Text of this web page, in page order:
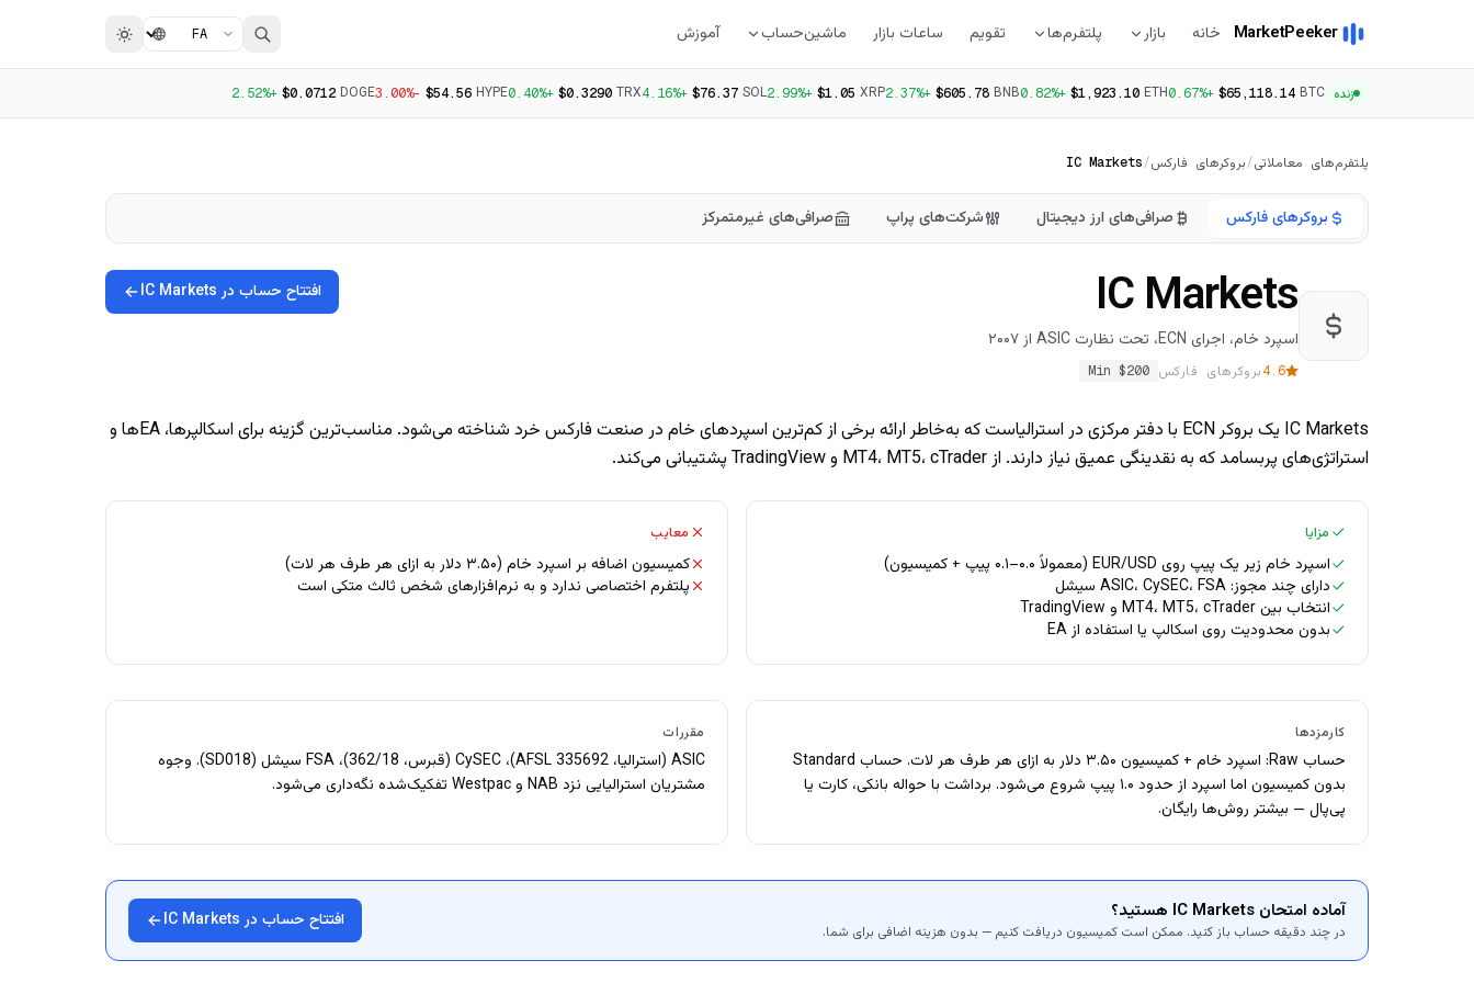
MarketPeeker خانه بازار پلتفرم‌ها تقویم ساعات بازار ماشین‌حساب آموزش
زنده BTC
$65,118.14
+0.67%
ETH
$1,923.10
+0.82%
BNB
$605.78
+2.37%
XRP
$1.05
+2.99%
SOL
$76.37
+4.16%
TRX
$0.3290
+0.40%
HYPE
$54.56
-3.00%
DOGE
$0.0712
+2.52%
پلتفرم‌های معاملاتی/بروکرهای فارکس/
IC Markets
بروکرهای فارکس صرافی‌های ارز دیجیتال شرکت‌های پراپ صرافی‌های غیرمتمرکز
IC Markets
اسپرد خام، اجرای ECN، تحت نظارت ASIC از ۲۰۰۷
4.6بروکرهای فارکس Min $200
افتتاح حساب در IC Markets
IC Markets یک بروکر ECN با دفتر مرکزی در استرالیاست که به‌خاطر ارائه برخی از کم‌ترین اسپردهای خام در صنعت فارکس خرد شناخته می‌شود. مناسب‌ترین گزینه برای اسکالپرها، EAها و
استراتژی‌های پربسامد که به نقدینگی عمیق نیاز دارند. از MT4، MT5، cTrader و TradingView پشتیبانی می‌کند.
مزایا
اسپرد خام زیر یک پیپ روی EUR/USD (معمولاً ۰.۰–۰.۱ پیپ + کمیسیون)
دارای چند مجوز: ASIC، CySEC، FSA سیشل
انتخاب بین MT4، MT5، cTrader و TradingView
بدون محدودیت روی اسکالپ یا استفاده از EA
معایب
کمیسیون اضافه بر اسپرد خام (۳.۵۰ دلار به ازای هر طرف هر لات)
پلتفرم اختصاصی ندارد و به نرم‌افزارهای شخص ثالث متکی است
کارمزدها
حساب Raw: اسپرد خام + کمیسیون ۳.۵۰ دلار به ازای هر طرف هر لات. حساب Standard
بدون کمیسیون اما اسپرد از حدود ۱.۰ پیپ شروع می‌شود. برداشت با حواله بانکی، کارت یا
پی‌پال — بیشتر روش‌ها رایگان.
مقررات
ASIC (استرالیا، AFSL 335692)، CySEC (قبرس، 362/18)، FSA سیشل (SD018). وجوه
مشتریان استرالیایی نزد NAB و Westpac تفکیک‌شده نگه‌داری می‌شود.
آماده امتحان IC Markets هستید؟
در چند دقیقه حساب باز کنید. ممکن است کمیسیون دریافت کنیم — بدون هزینه اضافی برای شما. افتتاح حساب در IC Markets